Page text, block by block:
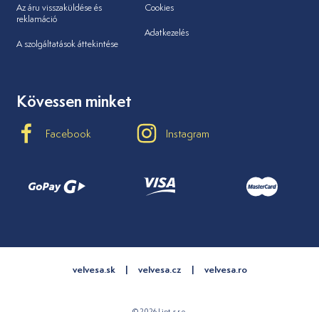
Az áru visszaküldése és
reklamáció
A szolgáltatások áttekintése
Cookies
Adatkezelés
Kövessen minket
Facebook Instagram
velvesa.sk velvesa.cz velvesa.ro